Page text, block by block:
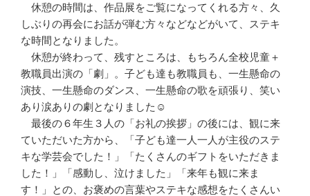
休憩の時間は、作品展をご覧になってくれる方々、久
しぶりの再会にお話が弾む方々などなどがいて、ステキ
な時間となりました。
休憩が終わって、残すところは、もちろん全校児童＋
教職員出演の「劇」。子ども達も教職員も、一生懸命の
演技、一生懸命のダンス、一生懸命の歌を頑張り、笑い
あり涙ありの劇となりました☺
最後の６年生３人の「お礼の挨拶」の後には、観に来
ていただいた方から、「子ども達一人一人が主役のステ
キな学芸会でした！」「たくさんのギフトをいただきま
した！」「感動し、泣けました」「来年も観に来ま
す！」との、お褒めの言葉やステキな感想をたくさんい